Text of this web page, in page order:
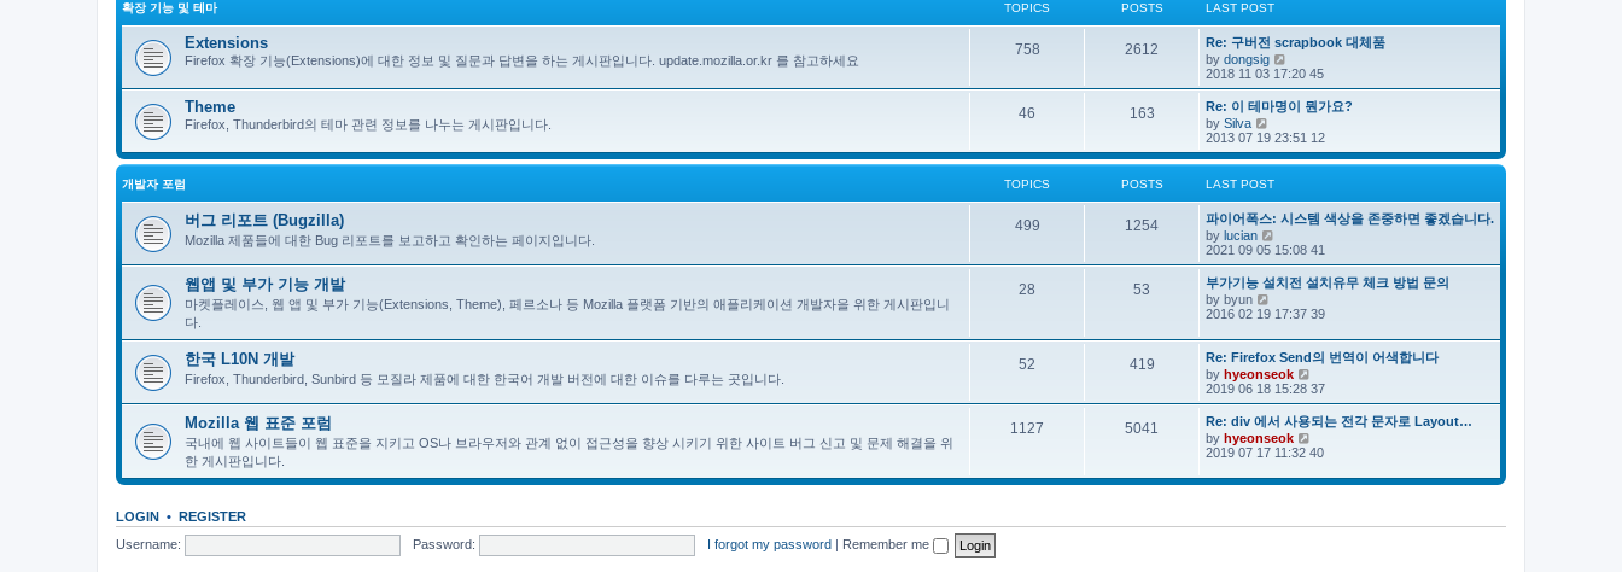
t
e
s
p
s
t
l
a
t
e
s
p
s
확장 기능 및 테마 TOPICS POSTS LAST POST
Extensions
Firefox 확장 기능(Extensions)에 대한 정보 및 질문과 답변을 하는 게시판입니다. update.mozilla.or.kr 를 참고하세요
758 2612
Re: 구버전 scrapbook 대체품
by dongsig
i
e
w
h
e
l
e
s
p
s
t
2018 11 03 17:20 45
Theme
Firefox, Thunderbird의 테마 관련 정보를 나누는 게시판입니다.
46 163
Re: 이 테마명이 뭔가요?
by Silva
i
e
w
t
l
a
t
e
s
p
s
t
2013 07 19 23:51 12
개발자 포럼 TOPICS POSTS LAST POST
버그 리포트 (Bugzilla)
Mozilla 제품들에 대한 Bug 리포트를 보고하고 확인하는 페이지입니다.
499 1254
파이어폭스: 시스템 색상을 존중하면 좋겠습니다.
by lucian
i
e
w
t
h
e
a
t
e
s
t
p
o
s
2021 09 05 15:08 41
웹앱 및 부가 기능 개발
마켓플레이스, 웹 앱 및 부가 기능(Extensions, Theme), 페르소나 등 Mozilla 플랫폼 기반의 애플리케이션 개발자을 위한 게시판입니
다.
28 53
부가기능 설치전 설치유무 체크 방법 문의
by byun
i
w
t
h
e
a
t
e
s
p
t
2016 02 19 17:37 39
한국 L10N 개발
Firefox, Thunderbird, Sunbird 등 모질라 제품에 대한 한국어 개발 버전에 대한 이슈를 다루는 곳입니다.
52 419
Re: Firefox Send의 번역이 어색합니다
by hyeonseok
i
e
w
t
h
e
a
s
2019 06 18 15:28 37
Mozilla 웹 표준 포럼
국내에 웹 사이트들이 웹 표준을 지키고 OS나 브라우저와 관계 없이 접근성을 향상 시키기 위한 사이트 버그 신고 및 문제 해결을 위
한 게시판입니다.
1127 5041
Re: div 에서 사용되는 전각 문자로 Layout…
by hyeonseok
i
w
e
2019 07 17 11:32 40
LOGIN • REGISTER
Username:
Password: I forgot my password | Remember me